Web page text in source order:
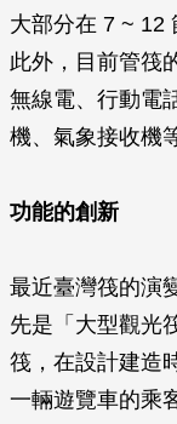
大部分在 7 ~ 12
此外，目前管筏
無線電、行動電
機、氣象接收機
功能的創新
最近臺灣筏的演
先是「大型觀光
筏，在設計建造
一輛遊覽車的乘